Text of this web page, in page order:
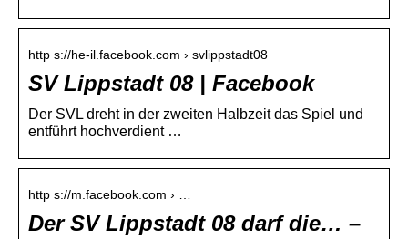
http s://he-il.facebook.com › svlippstadt08
SV Lippstadt 08 | Facebook
Der SVL dreht in der zweiten Halbzeit das Spiel und
entführt hochverdient …
http s://m.facebook.com › …
Der SV Lippstadt 08 darf die… –